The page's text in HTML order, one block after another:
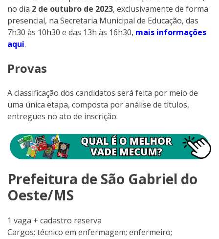
no dia 2 de outubro de 2023, exclusivamente de forma
presencial, na Secretaria Municipal de Educação, das
7h30 às 10h30 e das 13h às 16h30, mais informações
aqui.
Provas
A classificação dos candidatos será feita por meio de
uma única etapa, composta por análise de títulos,
entregues no ato de inscrição.
Prefeitura de São Gabriel do
Oeste/MS
1 vaga + cadastro reserva
Cargos: técnico em enfermagem; enfermeiro;